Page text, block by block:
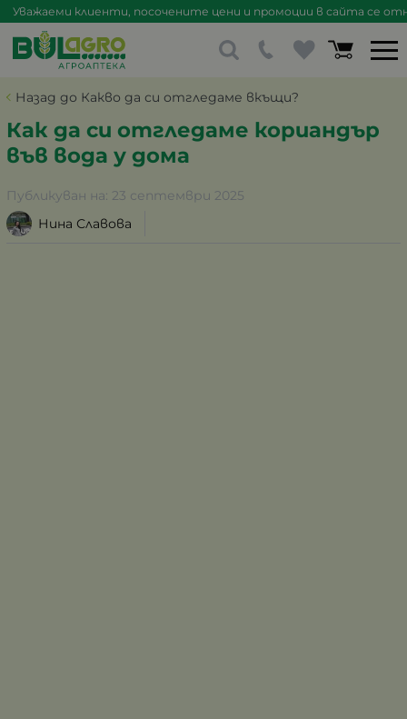
Уважаеми клиенти, посочените цени и промоции в сайта се
Назад до Какво да си отгледаме вкъщи?
Как да си отгледаме кориандър
във вода у дома
Публикуван на: 23 септември 2025
Нина Славова